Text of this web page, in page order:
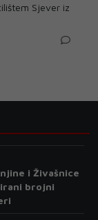
Sjever iz
i Živašnice
brojni